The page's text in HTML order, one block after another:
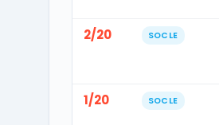
2/20 SOCLE
1/20 SOCLE